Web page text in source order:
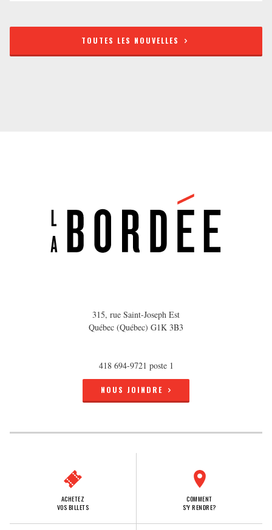
TOUTES LES NOUVELLES
315, rue Saint-Joseph Est
Québec (Québec) G1K 3B3
418 694-9721 poste 1
NOUS JOINDRE
ACHETEZ
VOS BILLETS
COMMENT
S'Y RENDRE?